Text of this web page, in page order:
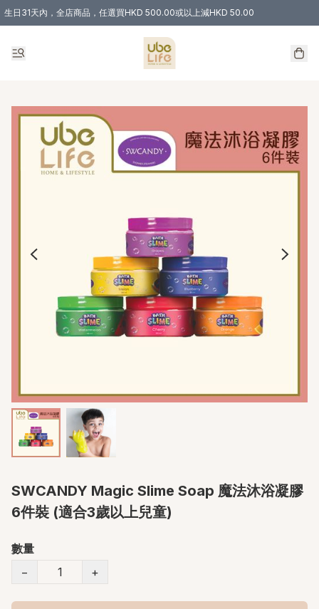
生日31天內，全店商品，任選買HKD 500.00或以上減HKD 50.00
購物滿 HKD 300.00即享免運費優惠！（適用於 特定的送貨方式 )
SWCANDY Magic Slime Soap 魔法沐浴凝膠
6件裝 (適合3歲以上兒童)
數量
−
+